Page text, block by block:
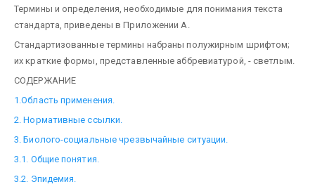
Термины и определения, необходимые для понимания текста
стандарта, приведены в Приложении А.
Стандартизованные термины набраны полужирным шрифтом;
их краткие формы, представленные аббревиатурой, - светлым.
СОДЕРЖАНИЕ
1.Область применения.
2. Нормативные ссылки.
3. Биолого-социальные чрезвычайные ситуации.
3.1. Общие понятия.
3.2. Эпидемия.